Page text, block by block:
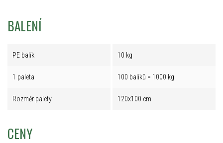
BALENÍ
PE balík 10 kg
1 paleta 100 balíků = 1000 kg
Rozměr palety 120x100 cm
CENY